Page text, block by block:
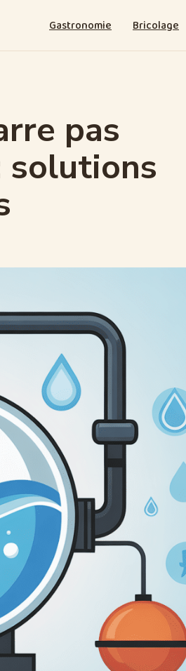
Gastronomie Bricolage
pas
solutions